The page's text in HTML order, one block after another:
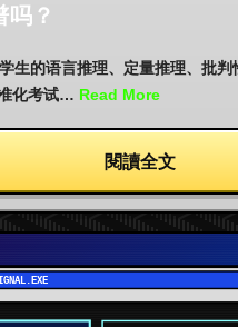
吗？
生的语言推理、定量推理、批
化考试… Read More
閱讀全文